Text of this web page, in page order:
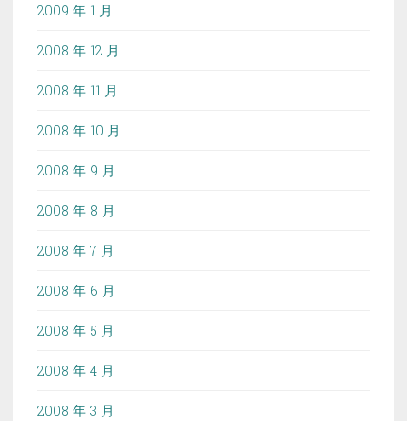
2009 年 1 月
2008 年 12 月
2008 年 11 月
2008 年 10 月
2008 年 9 月
2008 年 8 月
2008 年 7 月
2008 年 6 月
2008 年 5 月
2008 年 4 月
2008 年 3 月